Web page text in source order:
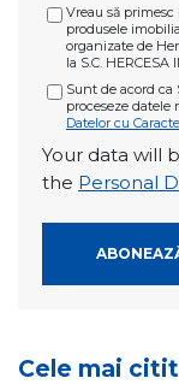
Vreau să
produsele
organizate de
la S.C. HERCESA
Sunt de acord ca
proceseze datele
Datelor cu
Your data will
the Personal
Cele mai